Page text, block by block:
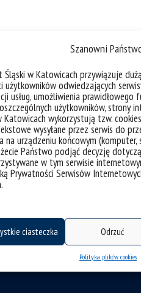
Szanowni
Śląski w Katowicach przywiązuje
użytkowników odwiedzających
usług, umożliwienia prawidłowego
użytkowników, strony
Katowicach wykorzystują tzw.
wysyłane przez serwis do
na urządzeniu końcowym
Państwo podjąć decyzję
w tym serwisie
Prywatności Serwisów
ciasteczka Odrzuć
Polityka plików cookies
Uniwersytetu Śląskiego
i Psychologii w